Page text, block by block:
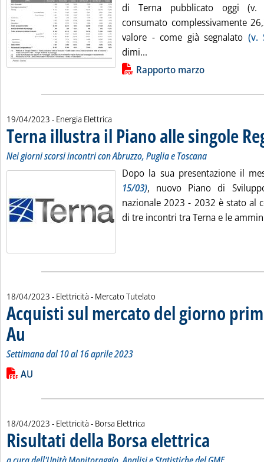
di Terna pubblicato oggi (v.
consumato complessivamente
valore - come già segnalato (v.
dimi...
Lista allegati PDF alla notiziaRapporto marzo
19/04/2023 - Energia Elettrica
Terna illustra il Piano alle singole
Nei giorni scorsi incontri con Abruzzo, Puglia e Toscana
Dopo la sua presentazione il
15/03), nuovo Piano di
nazionale 2023 - 2032 è stato al
di tre incontri tra Terna e le
18/04/2023 - Elettricità - Mercato Tutelato
Acquisti sul mercato del giorno
Au . Sottotitolo: Settimana dal 10 al 16 aprile 2023
. Pubblicata martedì 18 aprile 2023 alle 9.34.
Settimana dal 10 al 16 aprile 2023
Leggi tutta la notizia: 'Acquisti sul mercato del giorno prima
Lista allegati PDF alla notizia
AU
18/04/2023 - Elettricità - Borsa Elettrica
Risultati della Borsa elettrica